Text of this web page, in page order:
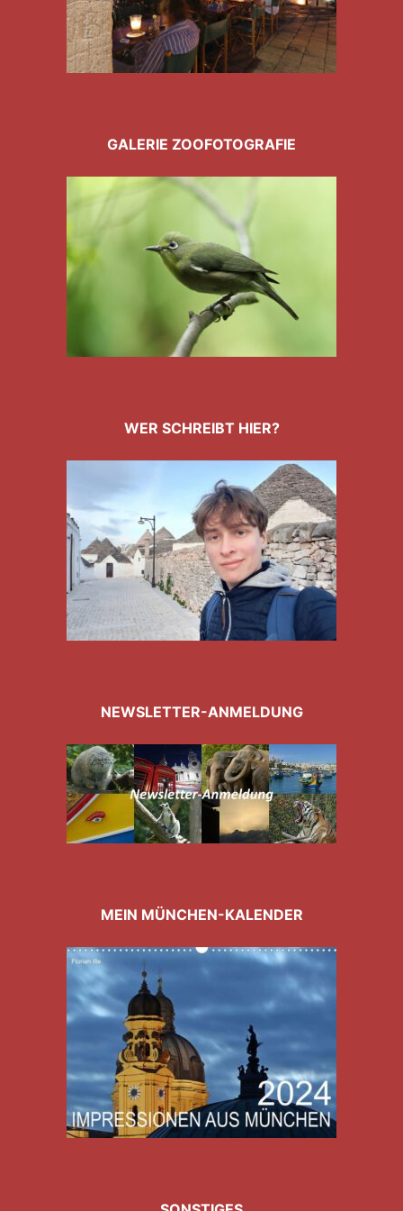
GALERIE ZOOFOTOGRAFIE
WER SCHREIBT HIER?
NEWSLETTER-ANMELDUNG
MEIN MÜNCHEN-KALENDER